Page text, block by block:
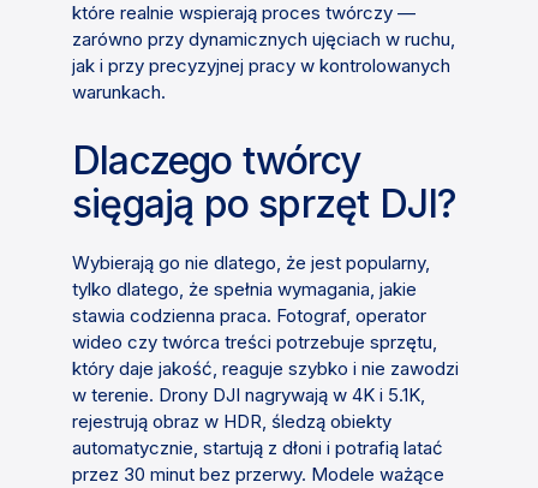
które realnie wspierają proces twórczy —
zarówno przy dynamicznych ujęciach w ruchu,
jak i przy precyzyjnej pracy w kontrolowanych
warunkach.
Dlaczego twórcy
sięgają po sprzęt DJI?
Wybierają go nie dlatego, że jest popularny,
tylko dlatego, że spełnia wymagania, jakie
stawia codzienna praca. Fotograf, operator
wideo czy twórca treści potrzebuje sprzętu,
który daje jakość, reaguje szybko i nie zawodzi
w terenie. Drony DJI nagrywają w 4K i 5.1K,
rejestrują obraz w HDR, śledzą obiekty
automatycznie, startują z dłoni i potrafią latać
przez 30 minut bez przerwy. Modele ważące